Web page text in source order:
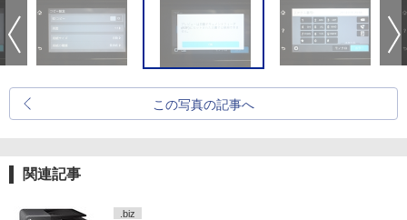
この写真の記事へ
関連記事
.biz